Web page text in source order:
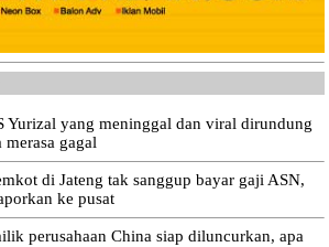
Yurizal yang meninggal dan viral dirundung
merasa gagal
di Jateng tak sanggup bayar gaji ASN,
ke pusat
perusahaan China siap diluncurkan, apa